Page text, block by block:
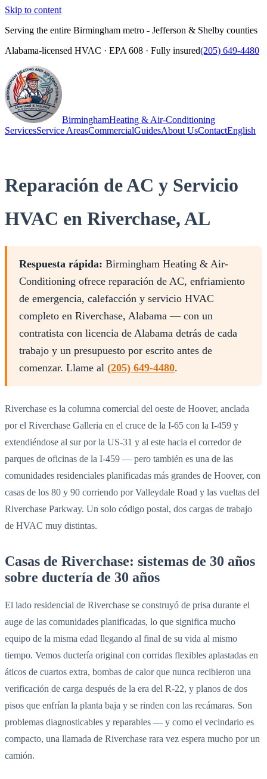
Skip to content
Serving the entire Birmingham metro - Jefferson & Shelby counties
Alabama-licensed HVAC · EPA 608 · Fully insured(205) 649-4480
BirminghamHeating & Air-Conditioning
ServicesService AreasCommercialGuidesAbout UsContactEnglish
Reparación de AC y Servicio
HVAC en Riverchase, AL
Respuesta rápida: Birmingham Heating & Air-
Conditioning ofrece reparación de AC, enfriamiento
de emergencia, calefacción y servicio HVAC
completo en Riverchase, Alabama — con un
contratista con licencia de Alabama detrás de cada
trabajo y un presupuesto por escrito antes de
comenzar. Llame al (205) 649-4480.
Riverchase es la columna comercial del oeste de Hoover, anclada
por el Riverchase Galleria en el cruce de la I-65 con la I-459 y
extendiéndose al sur por la US-31 y al este hacia el corredor de
parques de oficinas de la I-459 — pero también es una de las
comunidades residenciales planificadas más grandes de Hoover, con
casas de los 80 y 90 corriendo por Valleydale Road y las vueltas del
Riverchase Parkway. Un solo código postal, dos cargas de trabajo
de HVAC muy distintas.
Casas de Riverchase: sistemas de 30 años
sobre ductería de 30 años
El lado residencial de Riverchase se construyó de prisa durante el
auge de las comunidades planificadas, lo que significa mucho
equipo de la misma edad llegando al final de su vida al mismo
tiempo. Vemos ductería original con corridas flexibles aplastadas en
áticos de cuartos extra, bombas de calor que nunca recibieron una
verificación de carga después de la era del R-22, y planos de dos
pisos que enfrían la planta baja y se rinden con las recámaras. Son
problemas diagnosticables y reparables — y como el vecindario es
compacto, una llamada de Riverchase rara vez espera mucho por un
camión.